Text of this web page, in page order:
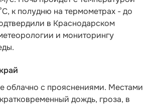
к полудню на термометрах - до
в Краснодарском
и мониторингу
облачно с прояснениями. Местами
дождь, гроза, в